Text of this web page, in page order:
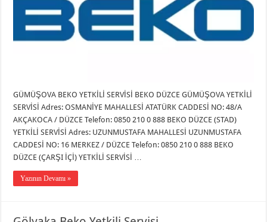
GÜMÜŞOVA BEKO YETKİLİ SERVİSİ BEKO DÜZCE GÜMÜŞOVA YETKİLİ
SERVİSİ Adres: OSMANİYE MAHALLESİ ATATÜRK CADDESİ NO: 48/A
AKÇAKOCA / DÜZCE Telefon: 0850 210 0 888 BEKO DÜZCE (STAD)
YETKİLİ SERVİSİ Adres: UZUNMUSTAFA MAHALLESİ UZUNMUSTAFA
CADDESİ NO: 16 MERKEZ / DÜZCE Telefon: 0850 210 0 888 BEKO
DÜZCE (ÇARŞI İÇİ) YETKİLİ SERVİSİ …
Yazının Devamı »